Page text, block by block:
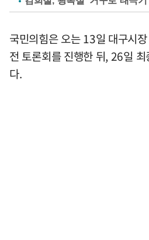
국민의힘은 오는 13일 대구시
전 토론회를 진행한 뒤, 26일
다.